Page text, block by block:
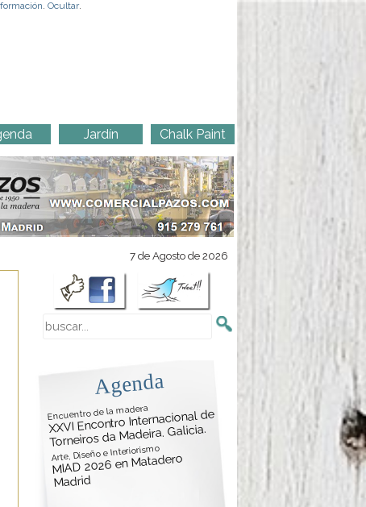
. Ocultar.
Jardín Chalk Paint
7 de Agosto de 2026
Agenda
Encuentro de la madera
XXVI Encontro Internacional de
Torneiros da Madeira. Galicia.
Arte, Diseño e Interiorismo
MIAD 2026 en Matadero
Madrid